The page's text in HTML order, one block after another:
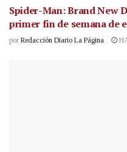
Spider-Man: Brand New
primer fin de semana de
por Redacción Diario La Página